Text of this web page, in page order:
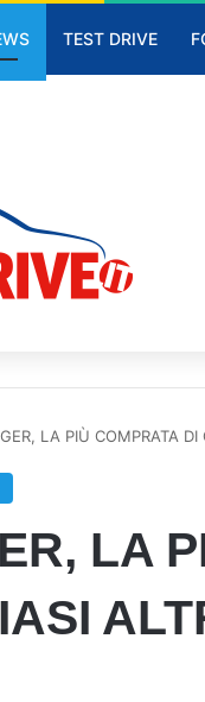
TEST DRIVE
LA PIÙ COMPRATA DI
LA